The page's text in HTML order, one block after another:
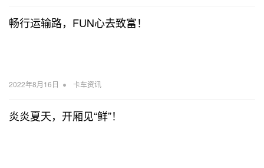
畅行运输路，FUN心去致富！
2022年8月16日 • 卡车资讯
炎炎夏天，开厢见“鲜”！